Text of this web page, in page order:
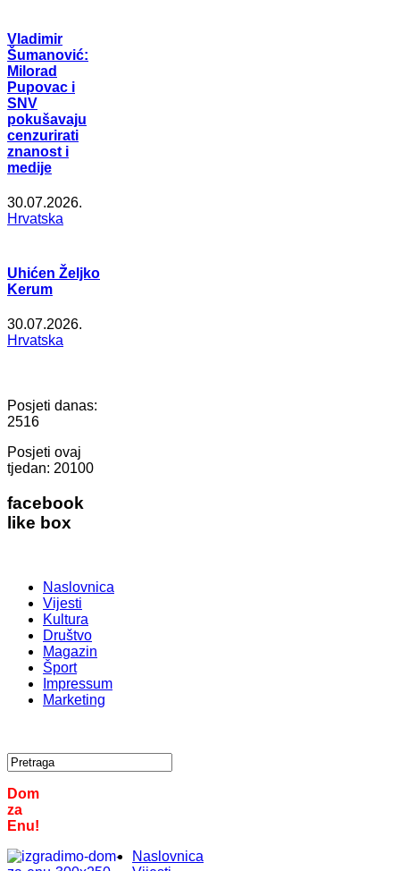
Vladimir
Šumanović:
Milorad
Pupovac i
SNV
pokušavaju
cenzurirati
znanost i
medije
30.07.2026.
Hrvatska
Uhićen Željko
Kerum
30.07.2026.
Hrvatska
Posjeti danas:
2516
Posjeti ovaj
tjedan: 20100
facebook
like box
Naslovnica
Vijesti
Kultura
Društvo
Magazin
Šport
Impressum
Marketing
Dom
za
Enu!
Naslovnica